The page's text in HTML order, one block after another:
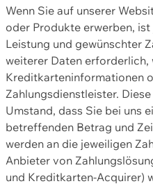
Wenn Sie auf unserer
oder Produkte erwerben,
Leistung und gewünschter
weiterer Daten erforderlich,
Kreditkarteninformationen
Zahlungsdienstleister.
Umstand, dass Sie bei uns
betreffenden Betrag und
werden an die jeweiligen
Anbieter von
und Kreditkarten-Acquirer)